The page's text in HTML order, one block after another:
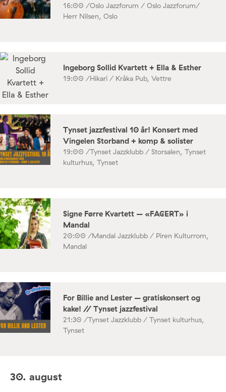
16:00 /Oslo Jazzforum / Oslo Jazzforum/
Herr Nilsen, Oslo
Ingeborg Sollid Kvartett + Ella & Esther
19:00 /Hikari / Kråka Pub, Vettre
Tynset jazzfestival 10 år! Konsert med
Vingelen Storband + komp & solister
19:00 /Tynset Jazzklubb / Storsalen, Tynset
kulturhus, Tynset
Signe Førre Kvartett – «FAGERT» i
Mandal
20:00 /Mandal Jazzklubb / Piren Kulturrom,
Mandal
For Billie and Lester – gratiskonsert og
kake! // Tynset jazzfestival
21:30 /Tynset Jazzklubb / Tynset kulturhus,
Tynset
30. august